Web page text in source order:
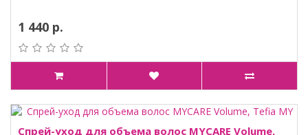
1 440 р.
Спрей-уход для объема волос MYCARE Volume,